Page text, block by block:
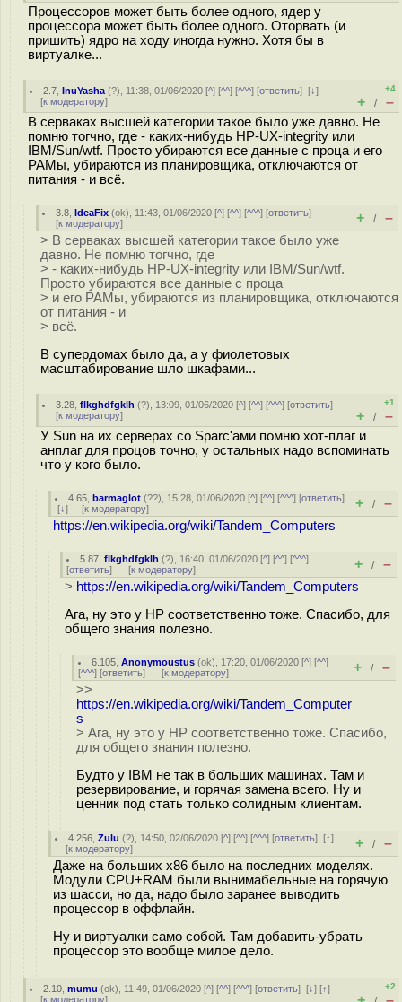
Процессоров может быть более одного, ядер у
процессора может быть более одного. Оторвать (и
пришить) ядро на ходу иногда нужно. Хотя бы в
виртуалке...
2.7 ,InuYasha (?), 11:38, 01/06/2020 [^] [^^] [^^^] [ответить][↓]
[к модератору]
+4
+ / –
В серваках высшей категории такое было уже давно. Не
помню тогчно, где - каких-нибудь HP-UX-integrity или
IBM/Sun/wtf. Просто убираются все данные с проца и его
РАМы, убираются из планировщика, отключаются от
питания - и всё.
3.8 ,IdeaFix (ok), 11:43, 01/06/2020 [^] [^^] [^^^] [ответить]
[к модератору] + / –
> В серваках высшей категории такое было уже
давно. Не помню тогчно, где
> - каких-нибудь HP-UX-integrity или IBM/Sun/wtf.
Просто убираются все данные с проца
> и его РАМы, убираются из планировщика, отключаются
от питания - и
> всё.
В супердомах было да, а у фиолетовых
масштабирование шло шкафами...
3.28 ,flkghdfgklh (?), 13:09, 01/06/2020 [^] [^^] [^^^] [ответить]
[к модератору]
+1
+ / –
У Sun на их серверах со Sparc'ами помню хот-плаг и
анплаг для процов точно, у остальных надо вспоминать
что у кого было.
4.65 ,barmaglot (??), 15:28, 01/06/2020 [^] [^^] [^^^] [ответить]
[↓] [к модератору] + / –
https://en.wikipedia.org/wiki/Tandem_Computers
5.87 ,flkghdfgklh (?), 16:40, 01/06/2020 [^] [^^] [^^^]
[ответить] [к модератору] + / –
> https://en.wikipedia.org/wiki/Tandem_Computers
Ага, ну это у HP соответственно тоже. Спасибо, для
общего знания полезно.
6.105 ,Anonymoustus (ok), 17:20, 01/06/2020 [^] [^^]
[^^^] [ответить] [к модератору] + / –
>>
https://en.wikipedia.org/wiki/Tandem_Computer
s
> Ага, ну это у HP соответственно тоже. Спасибо,
для общего знания полезно.
Будто у IBM не так в больших машинах. Там и
резервирование, и горячая замена всего. Ну и
ценник под стать только солидным клиентам.
4.256 ,Zulu (?), 14:50, 02/06/2020 [^] [^^] [^^^] [ответить][↑]
[к модератору] + / –
Даже на больших x86 было на последних моделях.
Модули CPU+RAM были вынимабельные на горячую
из шасси, но да, надо было заранее выводить
процессор в оффлайн.
Ну и виртуалки само собой. Там добавить-убрать
процессор это вообще милое дело.
2.10 ,mumu (ok), 11:49, 01/06/2020 [^] [^^] [^^^] [ответить][↓] [↑]
[к модератору]
+2